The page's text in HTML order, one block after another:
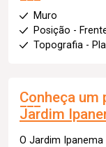
Muro
Posição -
Topografia -
Conheça um
Jardim
O Jardim